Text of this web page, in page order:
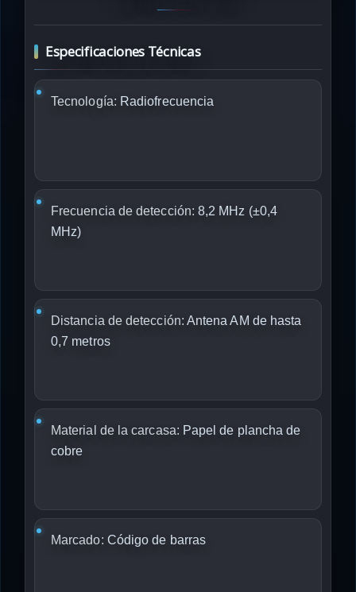
Especificaciones Técnicas
Tecnología: Radiofrecuencia
Frecuencia de detección: 8,2 MHz (±0,4
MHz)
Distancia de detección: Antena AM de hasta
0,7 metros
Material de la carcasa: Papel de plancha de
cobre
Marcado: Código de barras